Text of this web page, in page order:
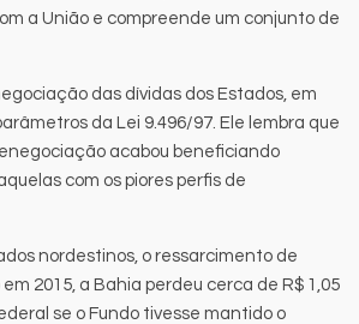
a União e compreende um conjunto de
das dívidas dos Estados, em
da Lei 9.496/97. Ele lembra que
acabou beneficiando
com os piores perfis de
nordestinos, o ressarcimento de
2015, a Bahia perdeu cerca de R$ 1,05
se o Fundo tivesse mantido o